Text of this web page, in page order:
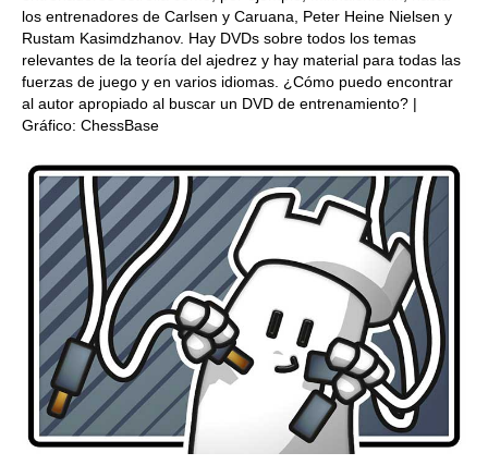
los entrenadores de Carlsen y Caruana, Peter Heine Nielsen y
Rustam Kasimdzhanov. Hay DVDs sobre todos los temas
relevantes de la teoría del ajedrez y hay material para todas las
fuerzas de juego y en varios idiomas. ¿Cómo puedo encontrar
al autor apropiado al buscar un DVD de entrenamiento? |
Gráfico: ChessBase